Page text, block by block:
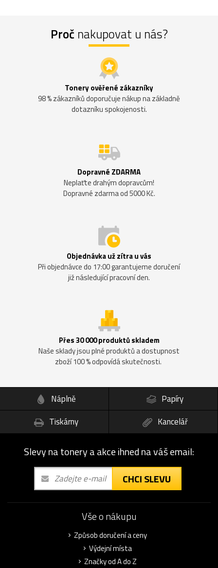
Proč nakupovat u nás?
Tonery ověřené zákazníky
98 % zákazníků doporučuje nákup na základně
dotazníku spokojenosti.
Dopravné ZDARMA
Neplaťte drahým dopravcům!
Dopravné zdarma od 5000 Kč.
Objednávka už zítra u vás
Při objednávce do 17:00 garantujeme doručení
již následující pracovní den.
Přes 30 000 produktů skladem
Naše sklady jsou plné produktů a dostupnost
zboží 100 % odpovídá skutečnosti.
Náplně
Papíry
Tiskárny
Kancelář
Slevy na tonery a akce ihned na váš email:
CHCI SLEVU
Vše o nákupu
Způsob doručení a ceny
Výdejní místa
Značky od A do Z